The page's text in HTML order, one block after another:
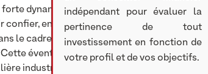
dynamique actuelle autour de ses
en tant que fournisseur d’équipements,
le cadre de l’Appel à Projets mais dont
éventualité concrétiserait la volonté du
industrielle stratégique autour des
indépendant pour évaluer la
pertinence de tout
investissement en fonction de
votre profil et de vos objectifs.